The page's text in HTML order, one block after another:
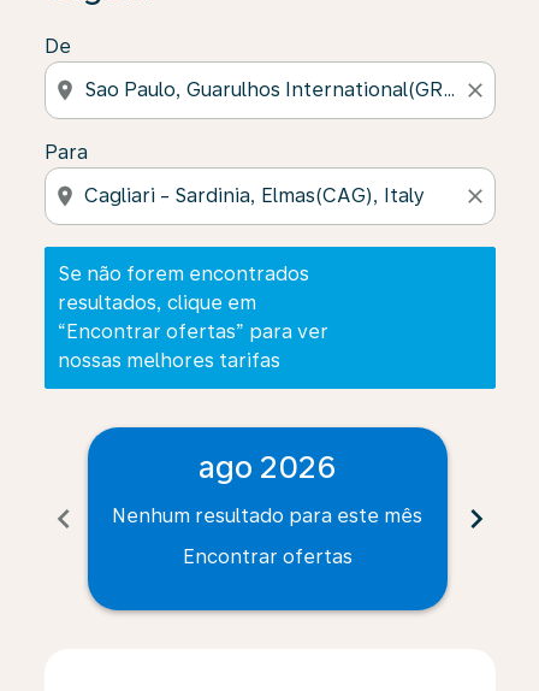
De
location_on close
Para
location_on close
Se não forem encontrados
resultados, clique em
“Encontrar ofertas” para ver
nossas melhores tarifas
chevron_left
ago 2026
Nenhum resultado para este mês
Encontrar ofertas
chevron_right